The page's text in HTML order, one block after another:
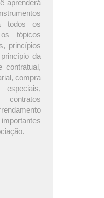
aprenderá
todos os
tópicos
princípios
da
contratual,
compra
contratos